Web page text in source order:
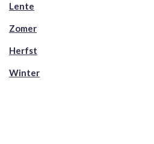
Lente
Zomer
Herfst
Winter